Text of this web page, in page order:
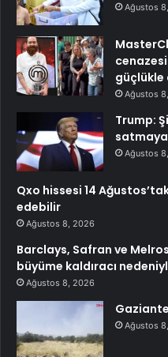
Ağustos
Ağustos
Trump:
Ağustos
Qxo hissesi 14
edebilir
Ağustos 8, 2026
Barclays, Safran ve
büyüme kaldıracı
Ağustos 8, 2026
Ağustos